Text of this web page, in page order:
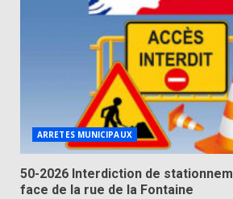
ARRETES MUNICIPAUX
50-2026 Interdiction de
face de la rue de la Fontaine